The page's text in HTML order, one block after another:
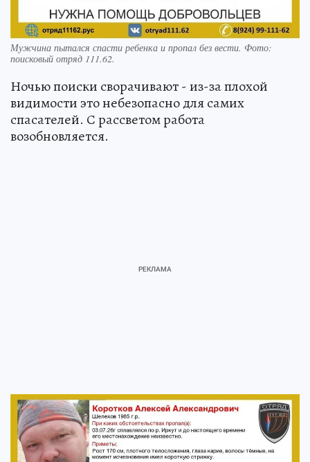
Мужчина пытался спасти ребенка и пропал без вести. Фото:
поисковый отряд 111.62.
Ночью поиски сворачивают - из-за плохой
видимости это небезопасно для самих
спасателей. С рассветом работа
возобновляется.